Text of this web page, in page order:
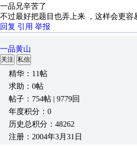
一品兄辛苦了
不过最好把题目也弄上来 ，这样会更容
回复 引用 举报
一品黄山
关注 私信
精华：11帖
求助：0帖
帖子：754帖 | 9779回
年度积分：0
历史总积分：48262
注册：2004年3月31日